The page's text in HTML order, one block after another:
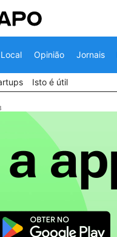
Local Opinião Jornais
Isto é útil